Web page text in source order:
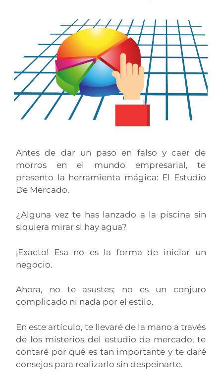
Antes de dar un paso en falso y caer de
morros en el mundo empresarial, te
presento la herramienta mágica: El Estudio
De Mercado.
¿Alguna vez te has lanzado a la piscina sin
siquiera mirar si hay agua?
¡Exacto! Esa no es la forma de iniciar un
negocio.
Ahora, no te asustes; no es un conjuro
complicado ni nada por el estilo.
En este artículo, te llevaré de la mano a través
de los misterios del estudio de mercado, te
contaré por qué es tan importante y te daré
consejos para realizarlo sin despeinarte.